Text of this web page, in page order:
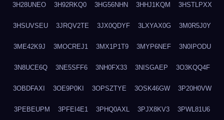
3H28UNEO 3H92RKQ0 3HG56NHN 3HHJ1KQM 3HSTLPXX
3HSUVSEU 3JRQV2TE 3JX0QDYF 3LXYAX0G 3M0R5J0Y
3ME42K9J 3MOCREJ1 3MX1P1T9 3MYP6NEF 3N0IPODU
3N8UCE6Q 3NE5SFF6 3NH0FX33 3NISGAEP 3O3KQQ4F
3OBDFAXI 3OE9P0KI 3OPSZTYE 3OSK46GW 3P20H0VW
3PEBEUPM 3PFEI4E1 3PHQ0AXL 3PJX8KV3 3PWL81U6